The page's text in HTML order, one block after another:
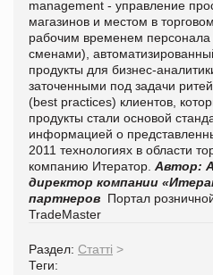
management - управление
магазинов и местом в
рабочим временем персонала
сменами),
продукты для бизнес-
заточенными под задачи
(best practices) клиентов,
продукты стали основой
информацией о
2011 технологиях в области
компанию Итератор. Автор:
директор компании
партнеров Портал
TradeMaster
Раздел: Статті >
Теги: